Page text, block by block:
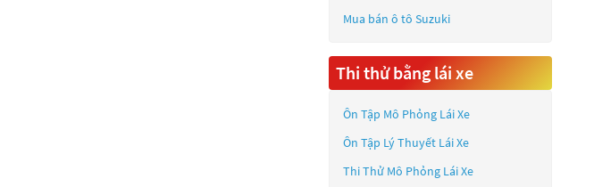
Mua bán ô tô Suzuki
Thi thử bằng lái xe
Ôn Tập Mô Phỏng Lái Xe
Ôn Tập Lý Thuyết Lái Xe
Thi Thử Mô Phỏng Lái Xe